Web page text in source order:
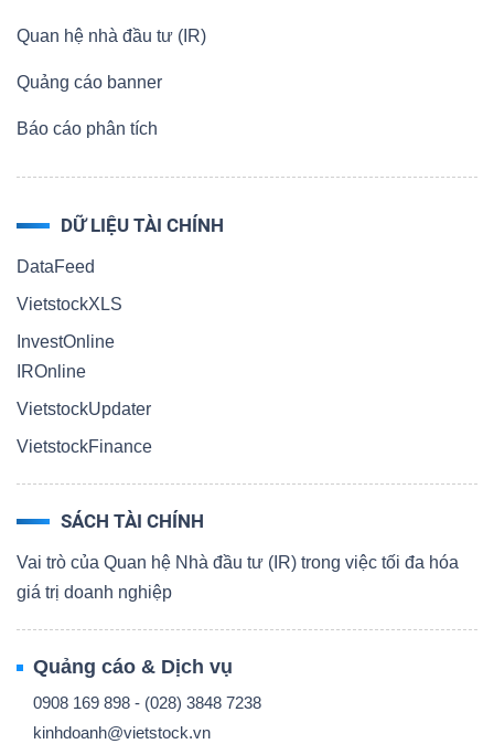
Quan hệ nhà đầu tư (IR)
Quảng cáo banner
Báo cáo phân tích
DỮ LIỆU TÀI CHÍNH
DataFeed
VietstockXLS
InvestOnline
IROnline
VietstockUpdater
VietstockFinance
SÁCH TÀI CHÍNH
Vai trò của Quan hệ Nhà đầu tư (IR) trong việc tối đa hóa
giá trị doanh nghiệp
Quảng cáo & Dịch vụ
0908 169 898 - (028) 3848 7238
kinhdoanh@vietstock.vn